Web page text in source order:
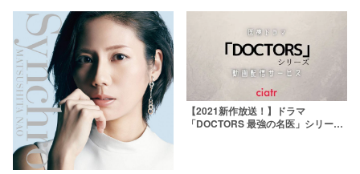
【2021新作放送！】ドラマ
「DOCTORS 最強の名医」シリーズ